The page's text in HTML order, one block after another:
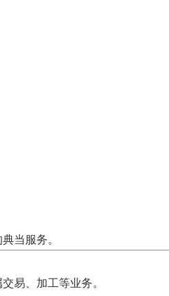
当服务。
易、加工等业务。